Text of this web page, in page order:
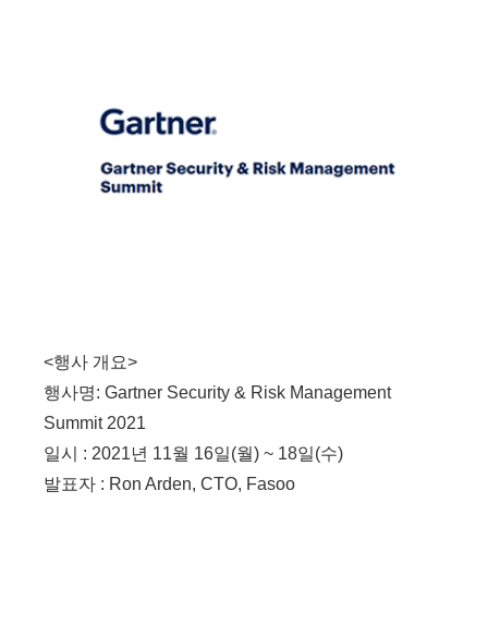
<행사 개요>
행사명: Gartner Security & Risk Management
Summit 2021
일시 : 2021년 11월 16일(월) ~ 18일(수)
발표자 : Ron Arden, CTO, Fasoo